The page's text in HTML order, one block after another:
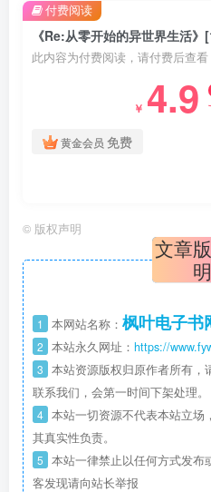
此内容为付费阅读，请付费后查看
￥ 4.9
黄金会员 免费
付费阅读
© 版权声明
文章
明
1 本网站名称： 枫叶电子书
2 本站永久网址： https://
3 本站资源版权归原作者所有，
联系我们，会第一时间下架处理。
4 本站一切资源不代表本站立场
其真实性负责。
5 本站一律禁止以任何方式发布
客发现请向站长举报